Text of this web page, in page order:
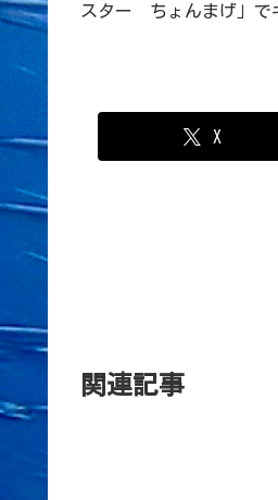
スター ちょんまげ」で
X
関連記事